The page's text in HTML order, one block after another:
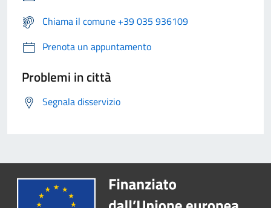
Chiama il comune +39 035 936109
Prenota un appuntamento
Problemi in città
Segnala disservizio